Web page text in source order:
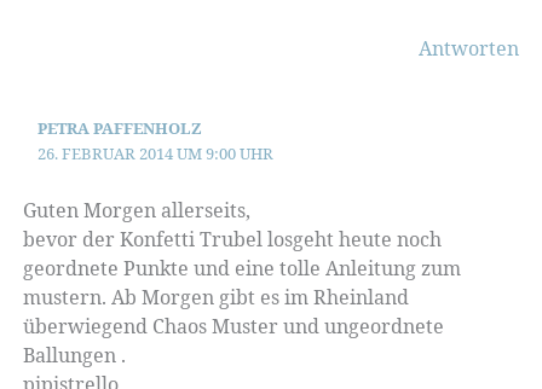
Antworten
PETRA PAFFENHOLZ
26. FEBRUAR 2014 UM 9:00 UHR
Guten Morgen allerseits,
bevor der Konfetti Trubel losgeht heute noch
geordnete Punkte und eine tolle Anleitung zum
mustern. Ab Morgen gibt es im Rheinland
überwiegend Chaos Muster und ungeordnete
Ballungen .